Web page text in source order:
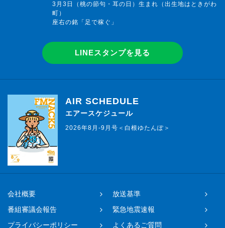
3月3日（桃の節句・耳の日）生まれ（出生地はときがわ
町）
座右の銘「足で稼ぐ」
LINEスタンプを見る
AIR SCHEDULE
エアースケジュール
2026年8月-9月号＜白根ゆたんぽ＞
会社概要
放送基準
番組審議会報告
緊急地震速報
プライバシーポリシー
よくあるご質問